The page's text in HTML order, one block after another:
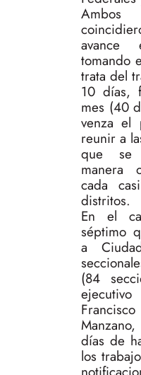
avance
tomando
trata del
10 días,
mes (40
venza el
reunir a
que se
manera
cada
distritos.
En el
séptimo
a
(84
días de
los